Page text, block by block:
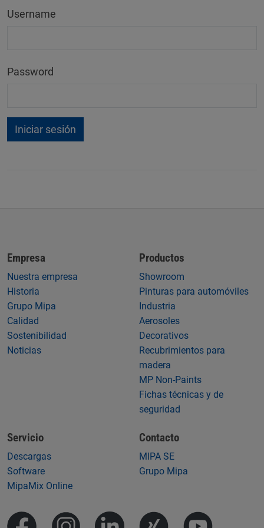
Username
Password
Empresa
Nuestra empresa
Historia
Grupo Mipa
Calidad
Sostenibilidad
Noticias
Productos
Showroom
Pinturas para automóviles
Industria
Aerosoles
Decorativos
Recubrimientos para
madera
MP Non-Paints
Fichas técnicas y de
seguridad
Servicio
Descargas
Software
MipaMix Online
Contacto
MIPA SE
Grupo Mipa